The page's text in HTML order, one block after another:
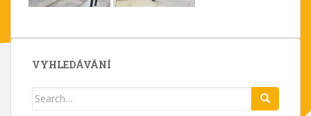
VYHLEDÁVÁNÍ
Search